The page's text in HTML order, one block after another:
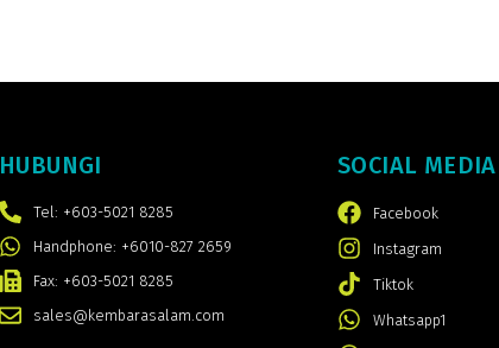
HUBUNGI
Tel: +603-5021 8285
Handphone: +6010-827 2659
Fax: +603-5021 8285
sales@kembarasalam.com
SOCIAL MEDIA
Facebook
Instagram
Tiktok
Whatsapp1